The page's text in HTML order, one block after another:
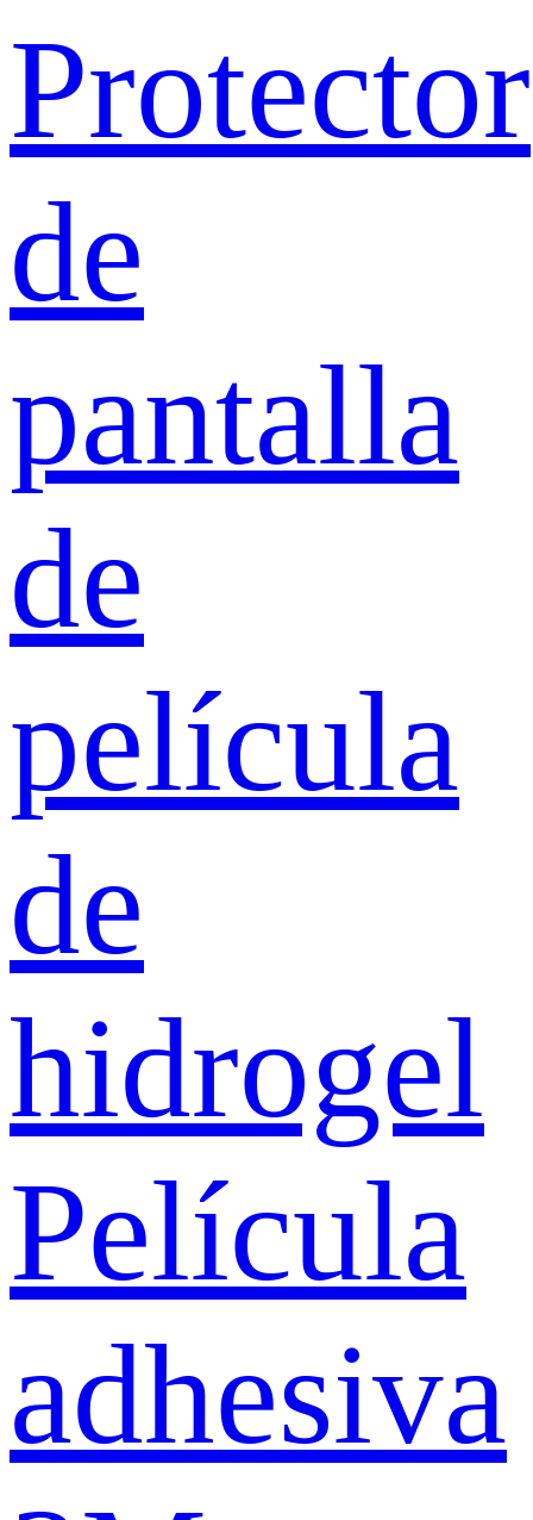
Protector
de
pantalla
de
película
de
hidrogel
Película
adhesiva